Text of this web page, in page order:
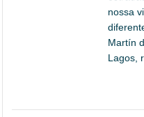
nossa
Martín
Lagos,